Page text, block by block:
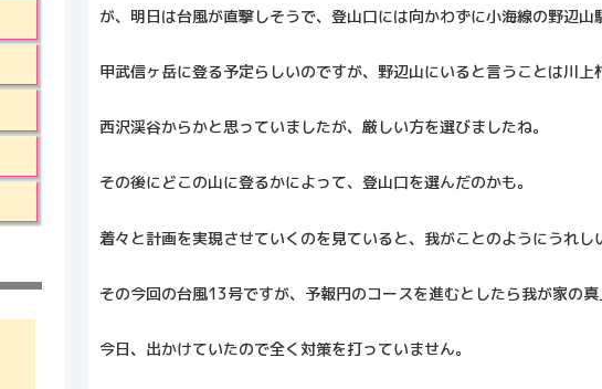
が、明日は台風が直撃しそうで、登山口には向かわずに小海線の野辺山
甲武信ヶ岳に登る予定らしいのですが、野辺山にいると言うことは川上
西沢渓谷からかと思っていましたが、厳しい方を選びましたね。
その後にどこの山に登るかによって、登山口を選んだのかも。
着々と計画を実現させていくのを見ていると、我がことのようにうれし
その今回の台風13号ですが、予報円のコースを進むとしたら我が家の真
今日、出かけていたので全く対策を打っていません。